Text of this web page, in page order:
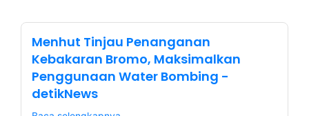
Menhut Tinjau Penanganan
Kebakaran Bromo, Maksimalkan
Penggunaan Water Bombing -
detikNews